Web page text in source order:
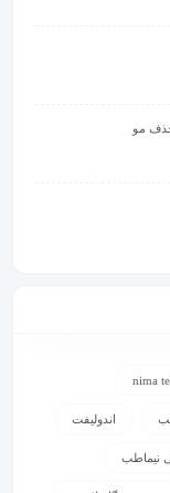
مو
nima
اندولیفت
نیماطب